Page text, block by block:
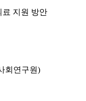
료 지원 방안
회연구원)